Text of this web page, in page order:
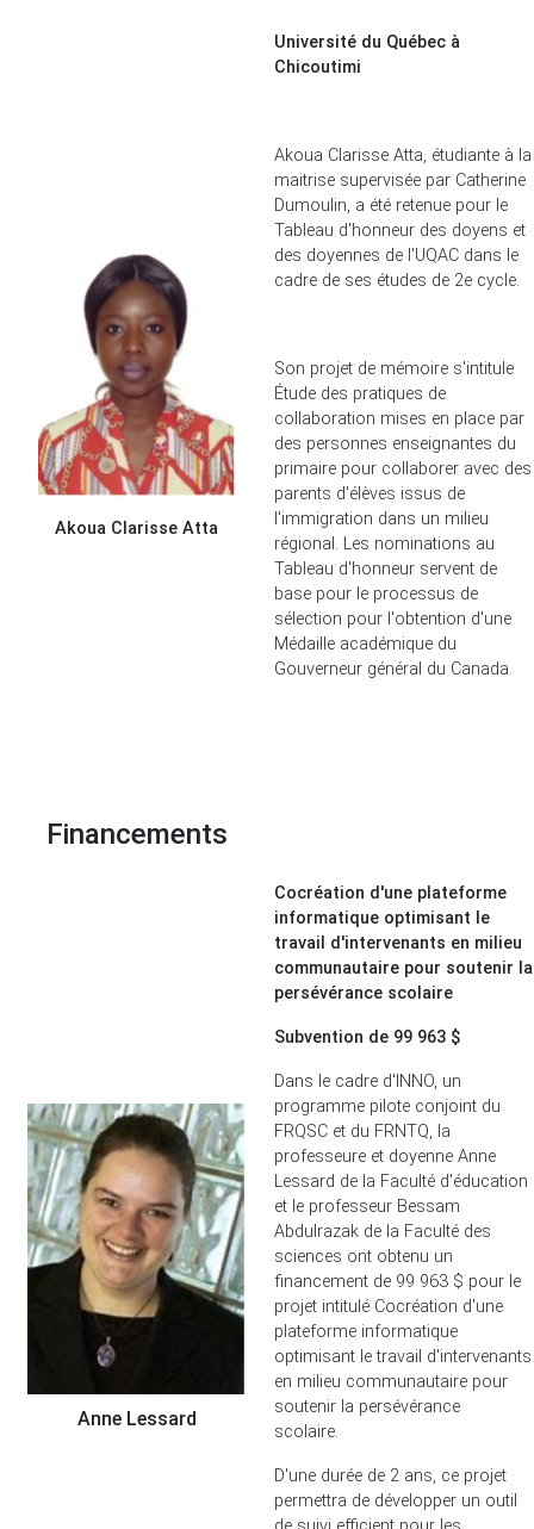
Akoua Clarisse Atta
Université du Québec à
Chicoutimi
Akoua Clarisse Atta, étudiante à la
maitrise supervisée par Catherine
Dumoulin, a été retenue pour le
Tableau d'honneur des doyens et
des doyennes de l'UQAC dans le
cadre de ses études de 2e cycle.
Son projet de mémoire s'intitule
Étude des pratiques de
collaboration mises en place par
des personnes enseignantes du
primaire pour collaborer avec des
parents d'élèves issus de
l'immigration dans un milieu
régional. Les nominations au
Tableau d'honneur servent de
base pour le processus de
sélection pour l'obtention d'une
Médaille académique du
Gouverneur général du Canada.
Financements
Anne Lessard
Cocréation d'une plateforme
informatique optimisant le
travail d'intervenants en milieu
communautaire pour soutenir la
persévérance scolaire
Subvention de 99 963 $
Dans le cadre d'INNO, un
programme pilote conjoint du
FRQSC et du FRNTQ, la
professeure et doyenne Anne
Lessard de la Faculté d'éducation
et le professeur Bessam
Abdulrazak de la Faculté des
sciences ont obtenu un
financement de 99 963 $ pour le
projet intitulé Cocréation d'une
plateforme informatique
optimisant le travail d'intervenants
en milieu communautaire pour
soutenir la persévérance
scolaire.
D'une durée de 2 ans, ce projet
permettra de développer un outil